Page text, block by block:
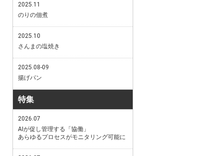
2025.11
のりの佃煮
2025.10
さんまの塩焼き
2025.08-09
揚げパン
特集
2026.07
AIが促し管理する「協働」
あらゆるプロセスがモニタリング可能に